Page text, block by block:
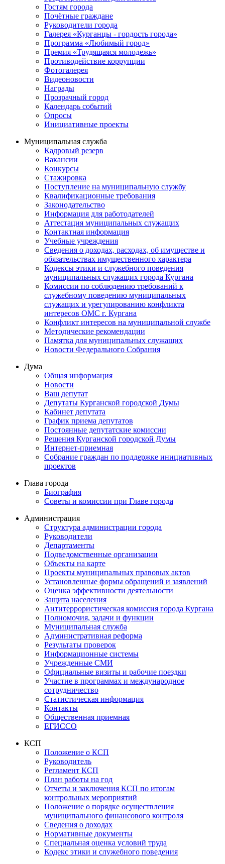
Гостям города
Почётные граждане
Руководители города
Галерея «Курганцы - гордость города»
Программа «Любимый город»
Премия «Трудящаяся молодежь»
Противодействие коррупции
Фотогалерея
Видеоновости
Награды
Прозрачный город
Календарь событий
Опросы
Инициативные проекты
Муниципальная служба
Кадровый резерв
Вакансии
Конкурсы
Стажировка
Поступление на муниципальную службу
Квалификационные требования
Законодательство
Информация для работодателей
Аттестация муниципальных служащих
Контактная информация
Учебные учреждения
Сведения о доходах, расходах, об имуществе и
обязательствах имущественного характера
Кодексы этики и служебного поведения
муниципальных служащих города Кургана
Комиссии по соблюдению требований к
служебному поведению муниципальных
служащих и урегулированию конфликта
интересов ОМС г. Кургана
Конфликт интересов на муниципальной службе
Методические рекомендации
Памятка для муниципальных служащих
Новости Федерального Cобрания
Дума
Общая информация
Новости
Ваш депутат
Депутаты Курганской городской Думы
Кабинет депутата
График приема депутатов
Постоянные депутатские комиссии
Решения Курганской городской Думы
Интернет-приемная
Собрание граждан по поддержке инициативных
проектов
Глава города
Биография
Советы и комиссии при Главе города
Администрация
Структура администрации города
Руководители
Департаменты
Подведомственные организации
Объекты на карте
Проекты муниципальных правовых актов
Установленные формы обращений и заявлений
Оценка эффективности деятельности
Защита населения
Антитеррористическая комиссия города Кургана
Полномочия, задачи и функции
Муниципальная служба
Административная реформа
Результаты проверок
Информационные системы
Учрежденные СМИ
Официальные визиты и рабочие поездки
Участие в программах и международное
сотрудничество
Статистическая информация
Контакты
Общественная приемная
ЕГИССО
КСП
Положение о КСП
Руководитель
Регламент КСП
План работы на год
Отчеты и заключения КСП по итогам
контрольных мероприятий
Положение о порядке осуществления
муниципального финансового контроля
Сведения о доходах
Нормативные документы
Специальная оценка условий труда
Кодекс этики и служебного поведения